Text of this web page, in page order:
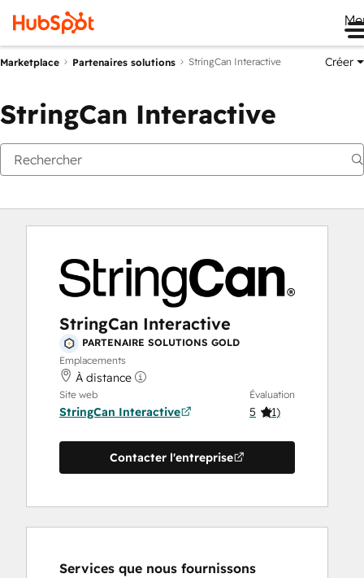
Marketplace Partenaires solutions StringCan Interactive Créer
StringCan Interactive
StringCan Interactive
PARTENAIRE SOLUTIONS GOLD
Emplacements
À distance
Site web
StringCan Interactive
Évaluation
5 (1)
Contacter l'entreprise
Services que nous fournissons